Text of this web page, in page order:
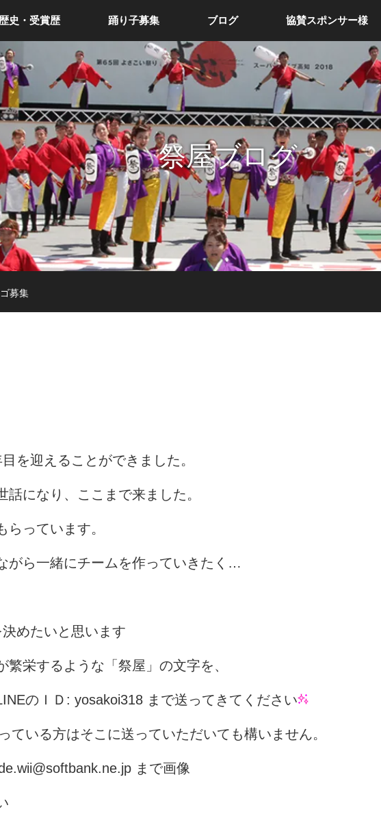
歴史・受賞歴 踊り子募集 ブログ 協賛スポンサー様
祭屋ブログ
募集
を迎えることができました。
になり、ここまで来ました。
っています。
がら一緒にチームを作っていきたく…
めたいと思います
栄するような「祭屋」の文字を、
のＩＤ: yosakoi318 まで送ってきてください
ている方はそこに送っていただいても構いません。
まで画像